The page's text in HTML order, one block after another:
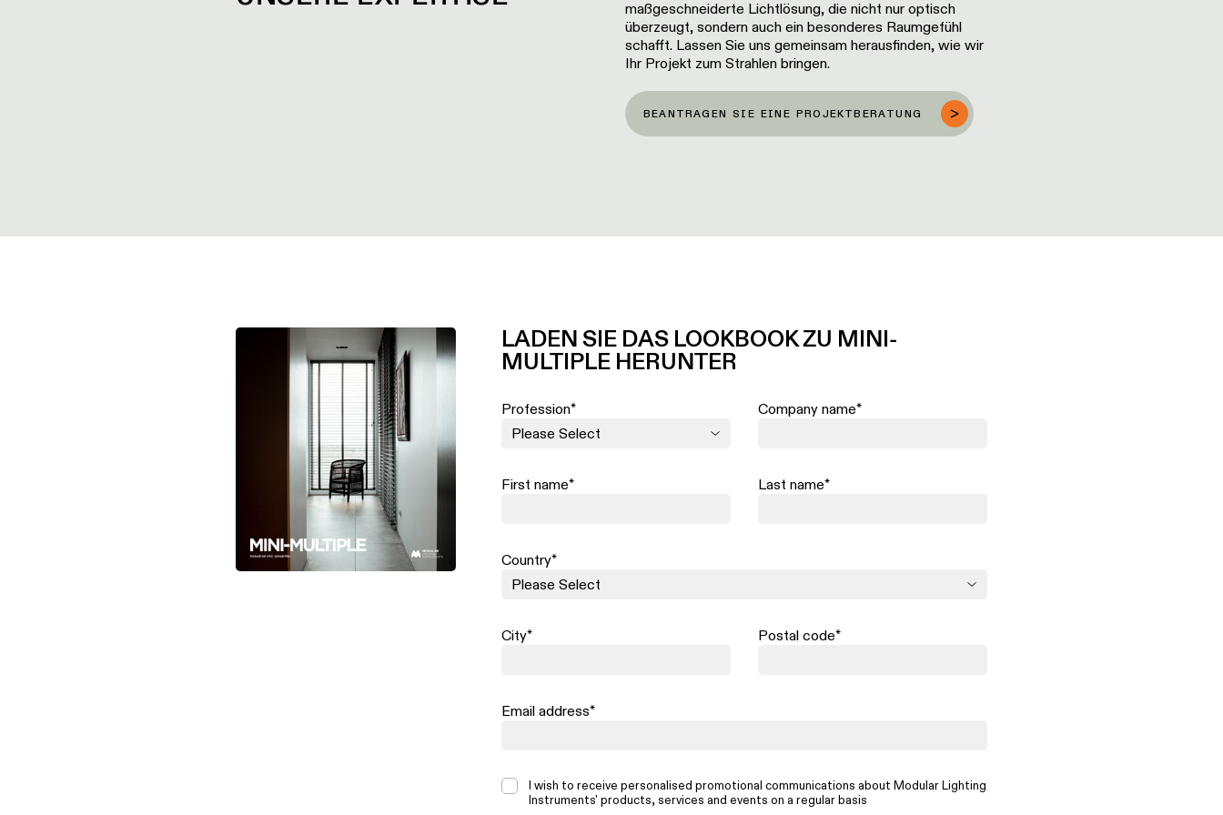
maßgeschneiderte Lichtlösung, die nicht nur optisch
überzeugt, sondern auch ein besonderes Raumgefühl
schafft. Lassen Sie uns gemeinsam herausfinden, wie wir
Ihr Projekt zum Strahlen bringen.
BEANTRAGEN SIE EINE PROJEKTBERATUNG
LADEN SIE DAS LOOKBOOK ZU MINI-
MULTIPLE HERUNTER
Profession* Company name*
First name* Last name*
Country*
City* Postal code*
Email address*
I wish to receive personalised promotional communications about Modular Lighting
Instruments' products, services and events on a regular basis